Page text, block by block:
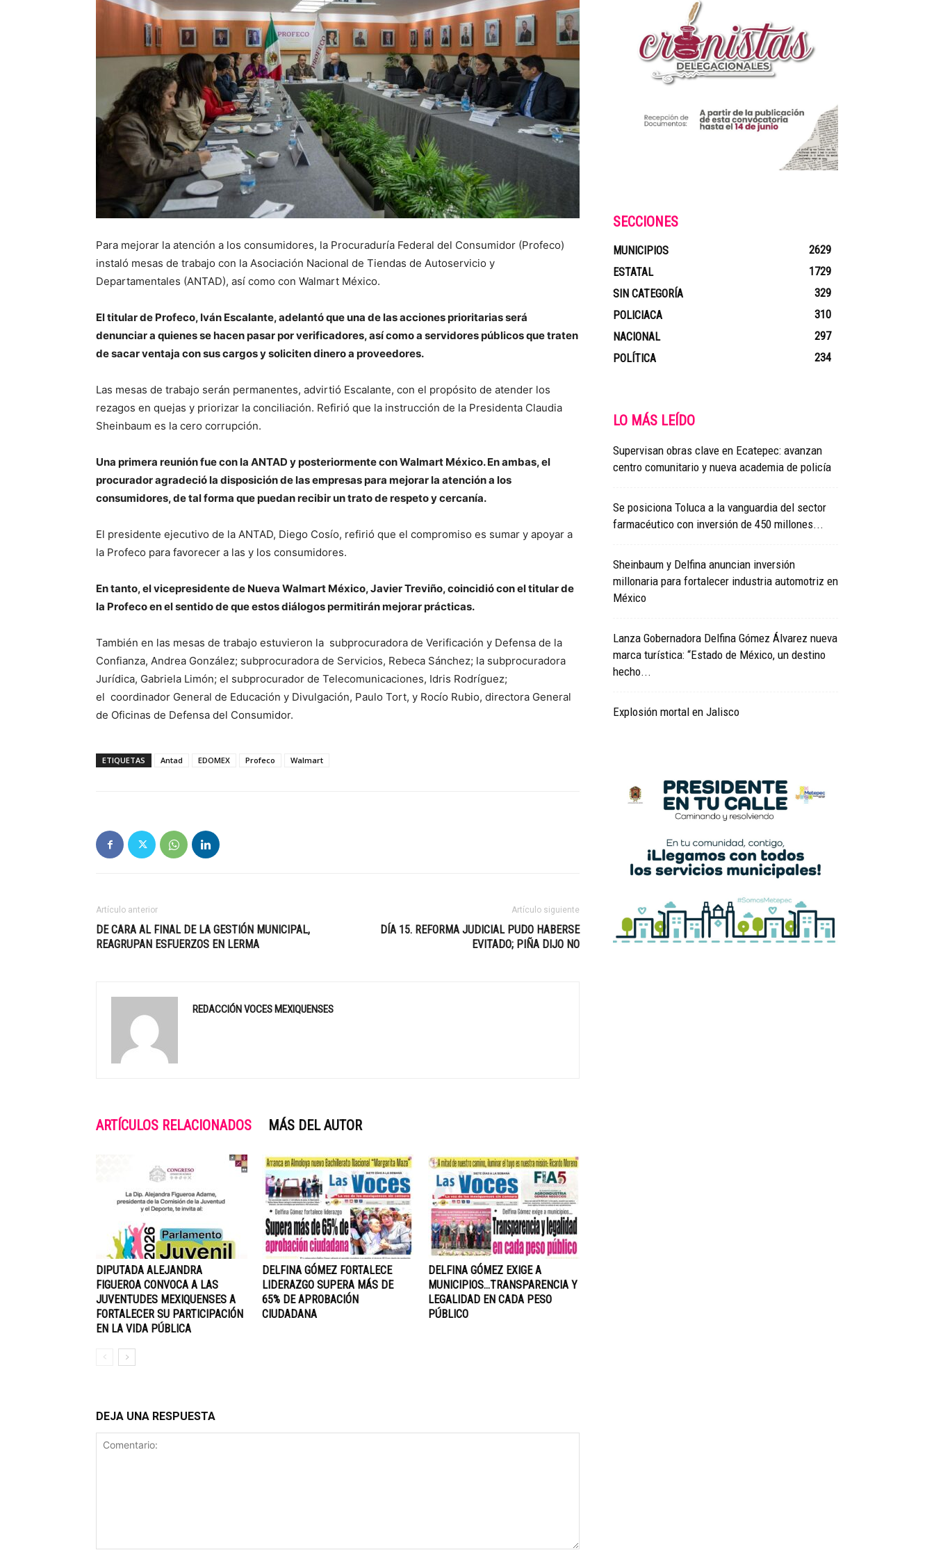
Para mejorar la atención a los consumidores, la Procuraduría Federal del Consumidor (Profeco)
instaló mesas de trabajo con la Asociación Nacional de Tiendas de Autoservicio y
Departamentales (ANTAD), así como con Walmart México.
El titular de Profeco, Iván Escalante, adelantó que una de las acciones prioritarias será
denunciar a quienes se hacen pasar por verificadores, así como a servidores públicos que traten
de sacar ventaja con sus cargos y soliciten dinero a proveedores.
Las mesas de trabajo serán permanentes, advirtió Escalante, con el propósito de atender los
rezagos en quejas y priorizar la conciliación. Refirió que la instrucción de la Presidenta Claudia
Sheinbaum es la cero corrupción.
Una primera reunión fue con la ANTAD y posteriormente con Walmart México. En ambas, el
procurador agradeció la disposición de las empresas para mejorar la atención a los
consumidores, de tal forma que puedan recibir un trato de respeto y cercanía.
El presidente ejecutivo de la ANTAD, Diego Cosío, refirió que el compromiso es sumar y apoyar a
la Profeco para favorecer a las y los consumidores.
En tanto, el vicepresidente de Nueva Walmart México, Javier Treviño, coincidió con el titular de
la Profeco en el sentido de que estos diálogos permitirán mejorar prácticas.
También en las mesas de trabajo estuvieron la subprocuradora de Verificación y Defensa de la
Confianza, Andrea González; subprocuradora de Servicios, Rebeca Sánchez; la subprocuradora
Jurídica, Gabriela Limón; el subprocurador de Telecomunicaciones, Idris Rodríguez;
el coordinador General de Educación y Divulgación, Paulo Tort, y Rocío Rubio, directora General
de Oficinas de Defensa del Consumidor.
ETIQUETAS Antad EDOMEX Profeco Walmart
Artículo anterior
DE CARA AL FINAL DE LA GESTIÓN MUNICIPAL,
REAGRUPAN ESFUERZOS EN LERMA
Artículo siguiente
DÍA 15. REFORMA JUDICIAL PUDO HABERSE
EVITADO; PIÑA DIJO NO
REDACCIÓN VOCES MEXIQUENSES
ARTÍCULOS RELACIONADOS MÁS DEL AUTOR
DIPUTADA ALEJANDRA
FIGUEROA CONVOCA A LAS
JUVENTUDES MEXIQUENSES A
FORTALECER SU PARTICIPACIÓN
EN LA VIDA PÚBLICA
DELFINA GÓMEZ FORTALECE
LIDERAZGO SUPERA MÁS DE
65% DE APROBACIÓN
CIUDADANA
DELFINA GÓMEZ EXIGE A
MUNICIPIOS…TRANSPARENCIA Y
LEGALIDAD EN CADA PESO
PÚBLICO
DEJA UNA RESPUESTA
SECCIONES
MUNICIPIOS
2629
ESTATAL
1729
SIN CATEGORÍA
329
POLICIACA
310
NACIONAL
297
POLÍTICA
234
LO MÁS LEÍDO
Supervisan obras clave en Ecatepec: avanzan
centro comunitario y nueva academia de policía
Se posiciona Toluca a la vanguardia del sector
farmacéutico con inversión de 450 millones...
Sheinbaum y Delfina anuncian inversión
millonaria para fortalecer industria automotriz en
México
Lanza Gobernadora Delfina Gómez Álvarez nueva
marca turística: “Estado de México, un destino
hecho...
Explosión mortal en Jalisco